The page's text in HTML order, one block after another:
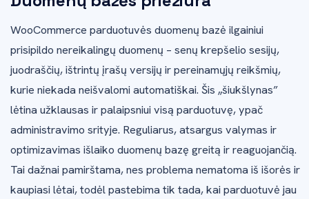
WooCommerce parduotuvės duomenų bazė ilgainiui
prisipildo nereikalingų duomenų – senų krepšelio sesijų,
juodraščių, ištrintų įrašų versijų ir pereinamųjų reikšmių,
kurie niekada neišvalomi automatiškai. Šis „šiukšlynas”
lėtina užklausas ir palaipsniui visą parduotuvę, ypač
administravimo srityje. Reguliarus, atsargus valymas ir
optimizavimas išlaiko duomenų bazę greitą ir reaguojančią.
Tai dažnai pamirštama, nes problema nematoma iš išorės ir
kaupiasi lėtai, todėl pastebima tik tada, kai parduotuvė jau